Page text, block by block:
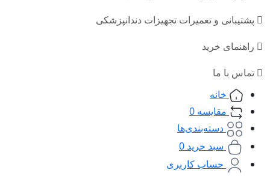
پشتیبانی و تعمیرات تجهیزات دندانپزشکی
راهنمای خرید
تماس با ما
خانه
مقایسه 0
دسته‌بندی‌ها
سبد خرید 0
حساب کاربری